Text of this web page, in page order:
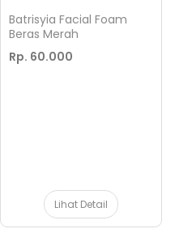
Batrisyia Facial Foam
Beras Merah
Rp. 60.000
Lihat Detail